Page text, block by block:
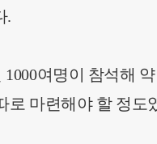
.
여명이 참석해
로 마련해야 할 정도